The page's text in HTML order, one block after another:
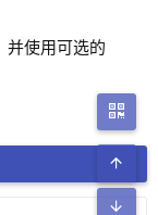
并使用可选的